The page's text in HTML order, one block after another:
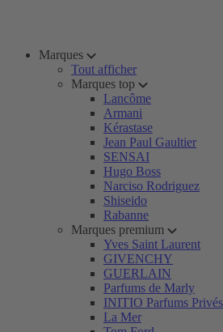
Marques
Tout afficher
Marques top
Lancôme
Armani
Kérastase
Jean Paul Gaultier
SENSAI
Hugo Boss
Narciso Rodriguez
Shiseido
Rabanne
Marques premium
Yves Saint Laurent
GIVENCHY
GUERLAIN
Parfums de Marly
INITIO Parfums Privés
La Mer